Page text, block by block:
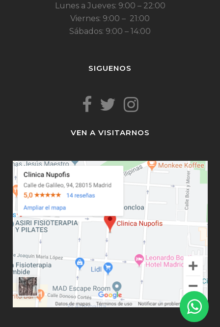
Lunes a Jueves: 9:00 – 22:00
Viernes: 9:00 – 21:00
Sábados: 9:00 – 14:00
SIGUENOS
VEN A VISITARNOS